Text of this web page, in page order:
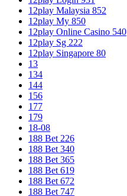
12play Malaysia 852
12play My 850
12play Online Casino 540
12play Sg 222
12play Singapore 80
13
134
144
156
177
179
18-08
188 Bet 226
188 Bet 340
188 Bet 365
188 Bet 619
188 Bet 672
188 Bet 747